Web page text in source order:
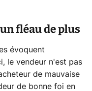
fléau de plus
évoquent
le vendeur n'est pas
de mauvaise
de bonne foi en